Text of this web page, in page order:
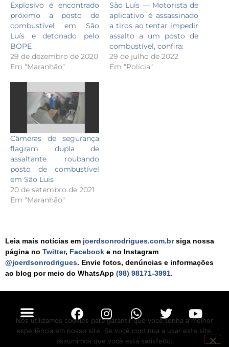
Explosivo é encontrado
próximo a posto de
combustível em São
Luís e detonado pelo
BOPE
29 de dezembro de 2020
Em "Maranhão"
São Luís — Motorista de
aplicativo é assassinado
a tiros ao tentar impedir
assalto a um posto de
combustível, confira:
29 de julho de 2022
Em "Polícia"
Câmeras de segurança
flagram dupla de
assaltante roubando
posto de combustível
em São Luis
20 de setembro de 2021
Em "Maranhão"
Leia mais notícias em joerdsonrodrigues.com.brsiga nossa
página no Twitter, Facebook e no Instagram
@joerdsonrodrigues. Envie fotos, denúncias e informações
ao blog por meio do WhatsApp (98) 98171-3991.
Nós utilizamos cookies para garantir que você tenha a melhor
experiência em nosso site. Se você continua a usar este site,
assumimos que você está satisfeito.